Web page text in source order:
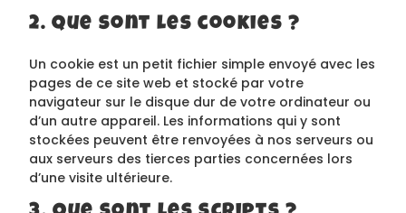
2. Que sont les cookies ?
Un cookie est un petit fichier simple envoyé avec les
pages de ce site web et stocké par votre
navigateur sur le disque dur de votre ordinateur ou
d’un autre appareil. Les informations qui y sont
stockées peuvent être renvoyées à nos serveurs ou
aux serveurs des tierces parties concernées lors
d’une visite ultérieure.